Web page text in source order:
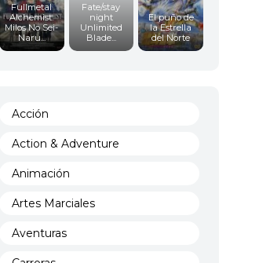
Fullmetal
Alchemist:
Milos No Sei-
Naru...
Fate/stay
night
Unlimited
Blade...
El puño de
la Estrella
del Norte
Acción
Action & Adventure
Animación
Artes Marciales
Aventuras